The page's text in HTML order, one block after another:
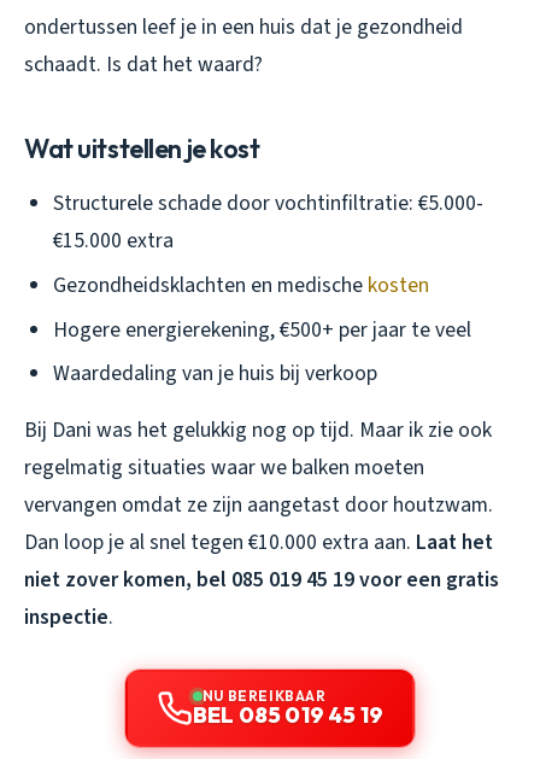
ondertussen leef je in een huis dat je gezondheid
schaadt. Is dat het waard?
Wat uitstellen je kost
Structurele schade door vochtinfiltratie: €5.000-
€15.000 extra
Gezondheidsklachten en medische kosten
Hogere energierekening, €500+ per jaar te veel
Waardedaling van je huis bij verkoop
Bij Dani was het gelukkig nog op tijd. Maar ik zie ook
regelmatig situaties waar we balken moeten
vervangen omdat ze zijn aangetast door houtzwam.
Dan loop je al snel tegen €10.000 extra aan. Laat het
niet zover komen, bel 085 019 45 19 voor een gratis
inspectie.
NU BEREIKBAAR
BEL 085 019 45 19